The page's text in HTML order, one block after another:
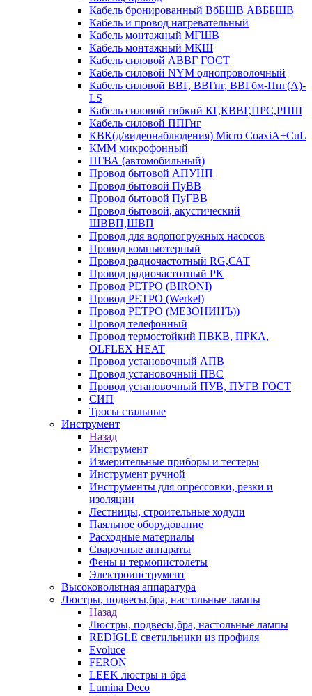
Кабель бронированный ВбБШВ АВББШВ
Кабель и провод нагревательный
Кабель монтажный МГШВ
Кабель монтажный МКШ
Кабель силовой АВВГ ГОСТ
Кабель силовой NYM однопроволочный
Кабель силовой ВВГ, ВВГнг, ВВГбм-Пнг(А)-
LS
Кабель силовой гибкий КГ,КВВГ,ПРС,РПШ
Кабель силовой ППГнг
КВК(д/видеонаблюдения) Micro CoaxiA+CuL
КММ микрофонный
ПГВА (автомобильный)
Провод бытовой АПУНП
Провод бытовой ПуВВ
Провод бытовой ПуГВВ
Провод бытовой, акустический
ШВВП,ШВП
Провод для водопогружных насосов
Провод компьютерный
Провод радиочастотный RG,САТ
Провод радиочастотный РК
Провод РЕТРО (BIRONI)
Провод РЕТРО (Werkel)
Провод РЕТРО (МЕЗОНИНЪ))
Провод телефонный
Провод термостойкий ПВКВ, ПРКА,
OLFLEX HEAT
Провод установочный АПВ
Провод установочный ПВС
Провод установочный ПУВ, ПУГВ ГОСТ
СИП
Тросы стальные
Инструмент
Назад
Инструмент
Измерительные приборы и тестеры
Инструмент ручной
Инструменты для опрессовки, резки и
изоляции
Лестницы, строительные ходули
Паяльное оборудование
Расходные материалы
Сварочные аппараты
Фены и термопистолеты
Электроинструмент
Высоковольтная аппаратура
Люстры, подвесы,бра, настольные лампы
Назад
Люстры, подвесы,бра, настольные лампы
REDIGLE светильники из профиля
Evoluce
FERON
LEEK люстры и бра
Lumina Deco